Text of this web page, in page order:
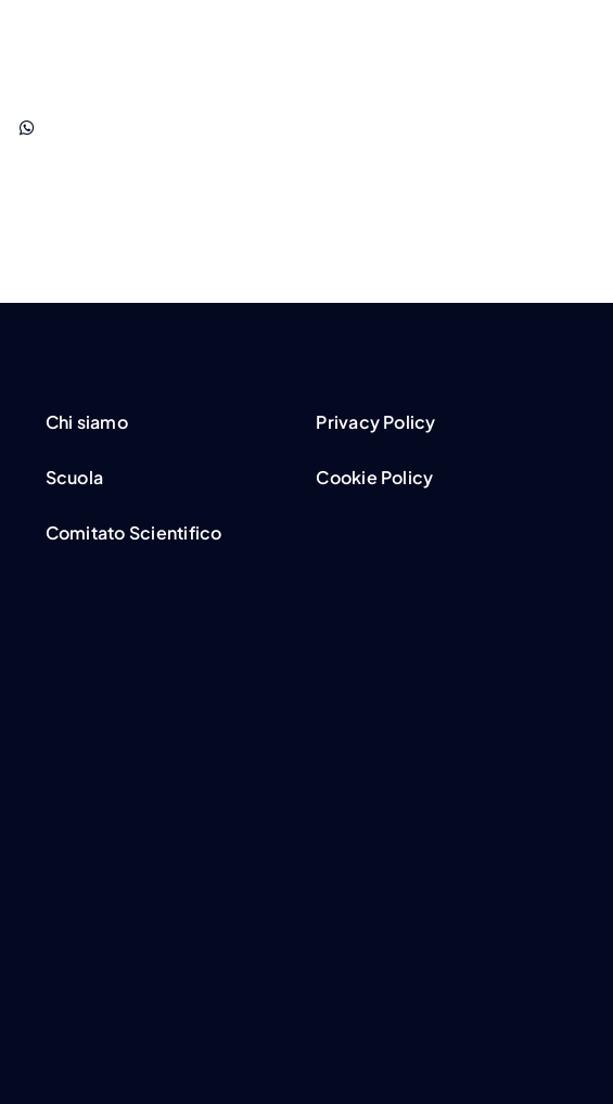
Chi siamo
Scuola
Comitato Scientifico
Privacy Policy
Cookie Policy